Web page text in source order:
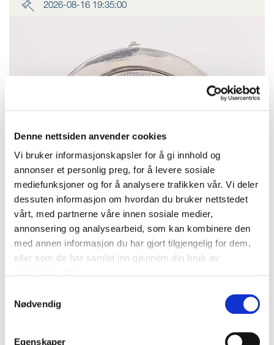
Denne nettsiden anvender cookies
Vi bruker informasjonskapsler for å gi innhold og
annonser et personlig preg, for å levere sosiale
mediefunksjoner og for å analysere trafikken vår. Vi deler
dessuten informasjon om hvordan du bruker nettstedet
vårt, med partnerne våre innen sosiale medier,
annonsering og analysearbeid, som kan kombinere den
med annen informasjon du har gjort tilgjengelig for dem,
eller som de har samlet inn gjennom din bruk av
Nødvendig
Egenskaper
2026-08-16 19:35:00
800S), bruttovekt 24,3g Vekt: 0 g Kontakt Lånekontoret for frakt
Oslo Kirkegata